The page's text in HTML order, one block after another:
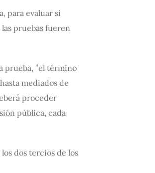
para evaluar si
pruebas fueren
prueba, ”el término
mediados de
proceder
pública, cada
dos tercios de los